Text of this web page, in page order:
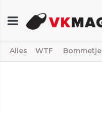
Alles WTF Bommetje